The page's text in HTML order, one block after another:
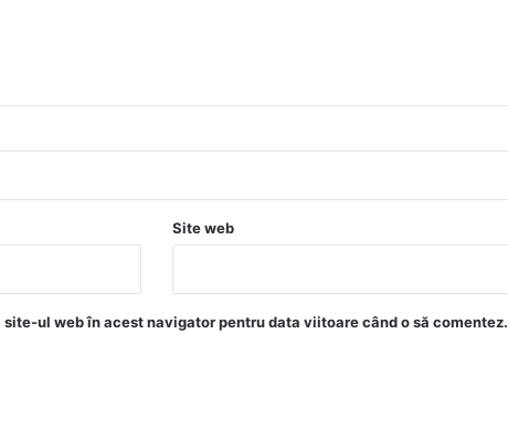
Site web
ul web în acest navigator pentru data viitoare când o să comentez.